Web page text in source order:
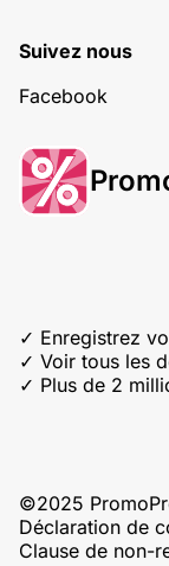
Suivez nous
Facebook
✓ Enregistrez
✓ Voir tous les
✓ Plus de 2
©2025
Déclaration de
Clause de non-